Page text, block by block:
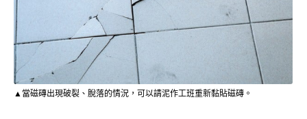
▲當磁磚出現破裂、脫落的情況，可以請泥作工班重新黏貼磁磚。